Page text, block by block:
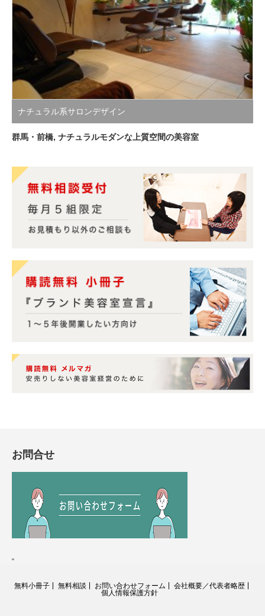
ナチュラル系サロンデザイン
群馬・前橋, ナチュラルモダンな上質空間の美容室
お問合せ
"
無料小冊子 無料相談 お問い合わせフォーム
会社概要／代表者略歴
個人情報保護方針